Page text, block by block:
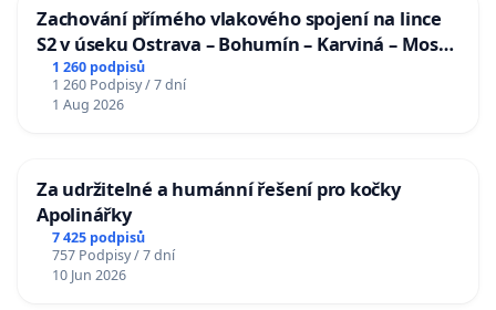
Zachování přímého vlakového spojení na lince
S2 v úseku Ostrava – Bohumín – Karviná – Mosty
u Jablunkova
1 260 podpisů
1 260 Podpisy / 7 dní
1 Aug 2026
Za udržitelné a humánní řešení pro kočky
Apolinářky
7 425 podpisů
757 Podpisy / 7 dní
10 Jun 2026